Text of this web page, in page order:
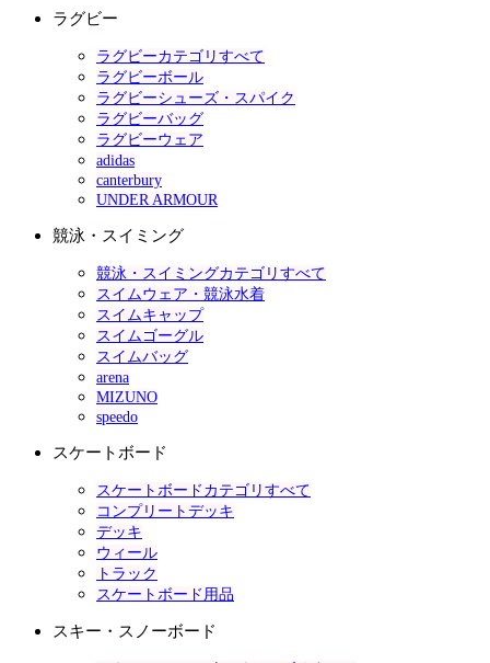
ラグビー
ラグビーカテゴリすべて
ラグビーボール
ラグビーシューズ・スパイク
ラグビーバッグ
ラグビーウェア
adidas
canterbury
UNDER ARMOUR
競泳・スイミング
競泳・スイミングカテゴリすべて
スイムウェア・競泳水着
スイムキャップ
スイムゴーグル
スイムバッグ
arena
MIZUNO
speedo
スケートボード
スケートボードカテゴリすべて
コンプリートデッキ
デッキ
ウィール
トラック
スケートボード用品
スキー・スノーボード